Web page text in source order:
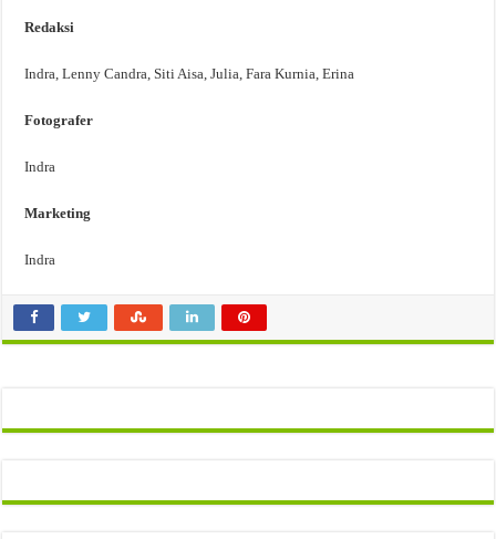
Redaksi
Indra, Lenny Candra, Siti Aisa, Julia, Fara Kurnia, Erina
Fotografer
Indra
Marketing
Indra